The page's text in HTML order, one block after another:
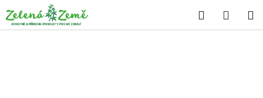
na
obsah
Hledat
KOŠÍK